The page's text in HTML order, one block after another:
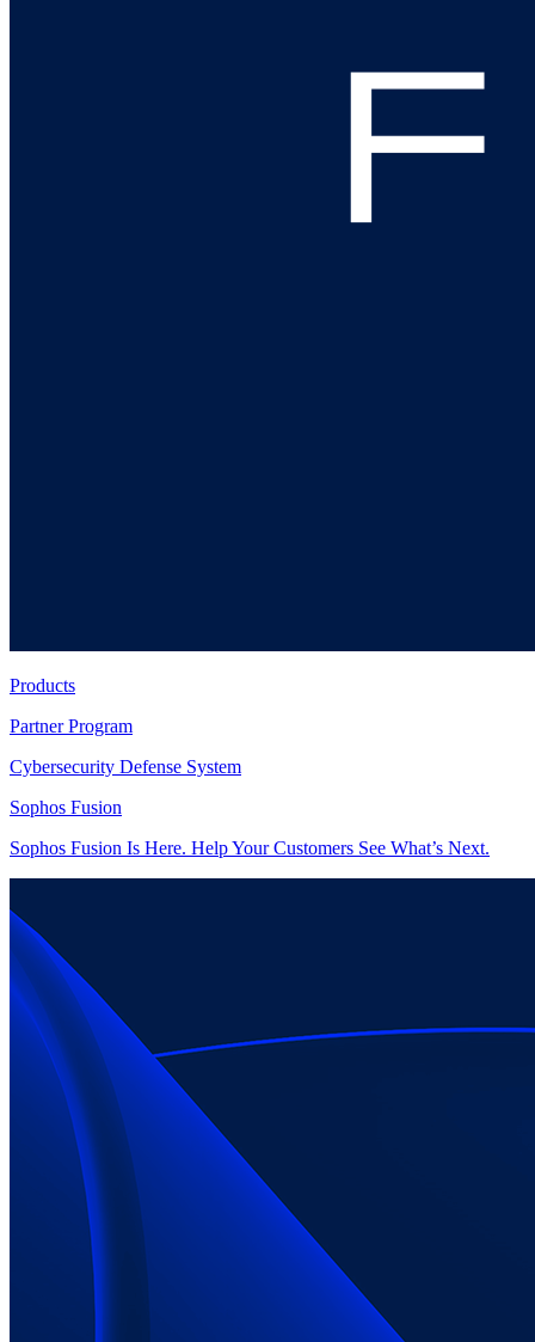
Products
Partner Program
Cybersecurity Defense System
Sophos Fusion
Sophos Fusion Is Here. Help Your Customers See What’s Next.